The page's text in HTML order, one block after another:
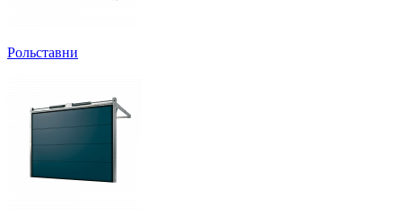
Рольставни